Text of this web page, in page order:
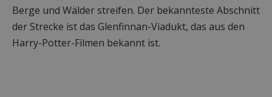
Berge und Wälder streifen. Der bekannteste Abschnitt
der Strecke ist das Glenfinnan-Viadukt, das aus den
Harry-Potter-Filmen bekannt ist.